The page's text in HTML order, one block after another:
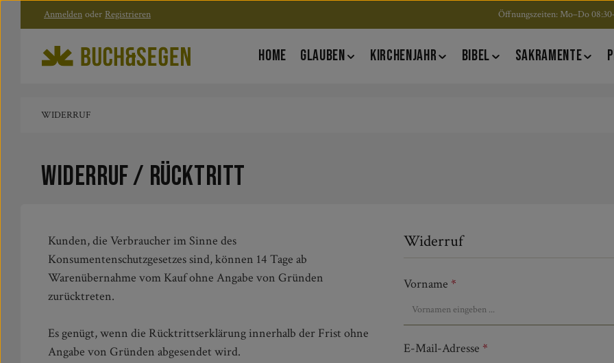
Zum Hauptinhalt springen
Zur Hauptnavigation springen
Anmelden oder Registrieren Öffnungszeiten: Mo–Do
HOME GLAUBEN KIRCHENJAHR BIBEL SAKRAMENTE
WIDERRUF
Widerruf / Rücktritt
Kunden, die Verbraucher im Sinne des
Konsumentenschutzgesetzes sind, können 14 Tage ab
Warenübernahme vom Kauf ohne Angabe von Gründen
zurücktreten.
Es genügt, wenn die Rücktrittserklärung innerhalb der Frist ohne
Angabe von Gründen abgesendet wird.
Widerruf
Vorname *
E-Mail-Adresse *